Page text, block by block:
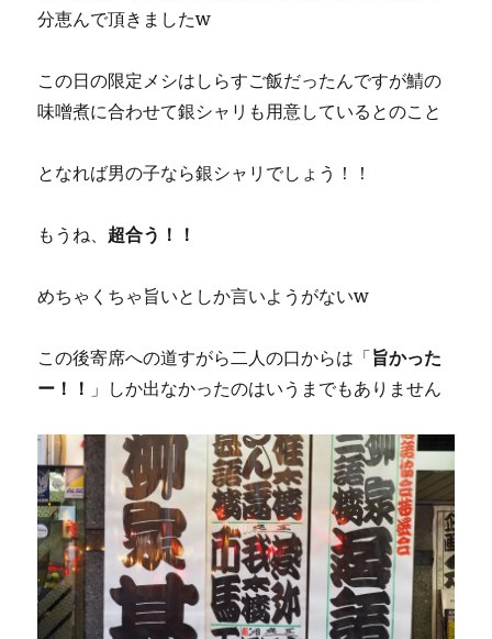
分恵んで頂きましたw
この日の限定メシはしらすご飯だったんですが鯖の
味噌煮に合わせて銀シャリも用意しているとのこと
となれば男の子なら銀シャリでしょう！！
もうね、 超合う！！
めちゃくちゃ旨いとしか言いようがないw
この後寄席への道すがら二人の口からは「旨かった
ー！！ 」しか出なかったのはいうまでもありません